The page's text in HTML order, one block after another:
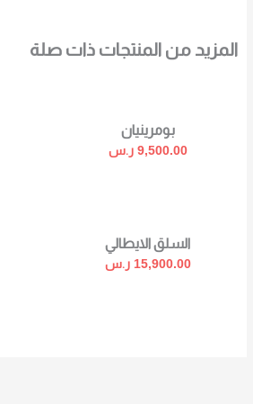
المزيد من المنتجات ذات صلة
بومرينيان
9,500.00 ر.س
السلق الايطالي
15,900.00 ر.س